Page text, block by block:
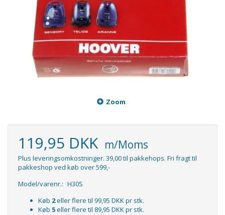
Zoom
119,95 DKK m/Moms
Plus leveringsomkostninger. 39,00 til pakkehops. Fri fragt til
pakkeshop ved køb over 599,-
Model/varenr.: H30S
Køb 2eller flere til 99,95 DKKpr stk.
Køb 5eller flere til 89,95 DKKpr stk.